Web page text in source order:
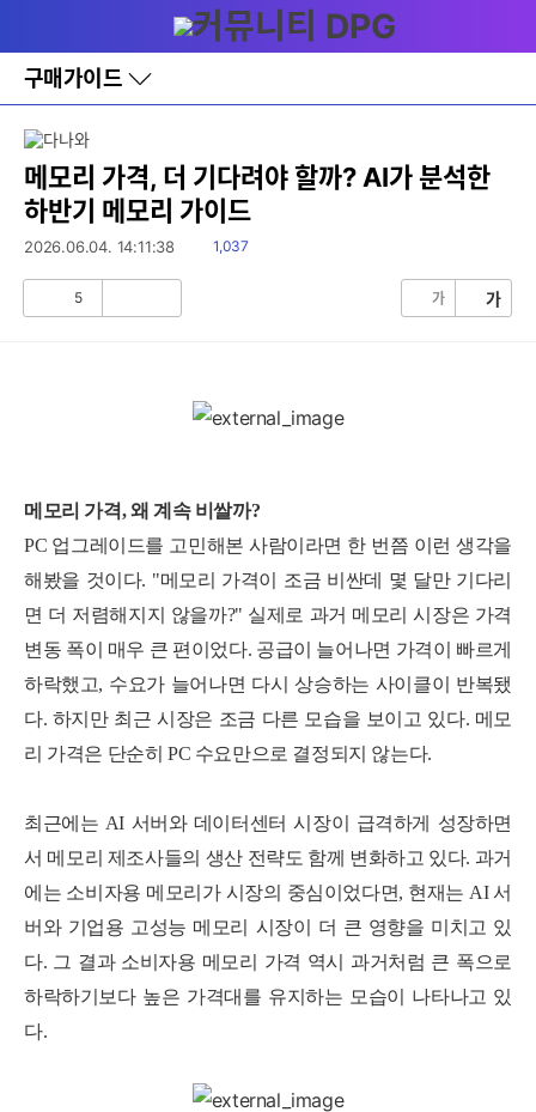
와
홈
구매가이드
바
로
레
이
어
토
메모리 가격, 더 기다려야 할까? AI가 분석한
하반기 메모리 가이드
2026.06.04. 14:11:38
읽
1,037
5 가 가
메모리 가격, 왜 계속 비쌀까?
PC 업그레이드를 고민해본 사람이라면 한 번쯤 이런 생각을
해봤을 것이다. "메 모 리 가격이 조금 비 싼데 몇 달만 기 다리
면 더 저 렴해 지 지 않을까?" 실제 로 과거 메모리 시장은 가격
변동 폭이 매우 큰 편이었다. 공급이 늘어나면 가격이 빠르게
하락했고, 수요가 늘어나면 다시 상승하는 사이클이 반복됐
다. 하지만 최근 시장은 조금 다른 모습을 보이고 있다. 메 모
리 가격은 단순히 PC 수요만으로 결정되지 않는다.
최근에는 AI 서버와 데이터센터 시장이 급격하게 성장하면
서 메모리 제조사들의 생산 전략도 함께 변화하고 있다. 과거
에는 소비자용 메모리가 시장의 중심이었다면, 현재는 AI 서
버 와 기 업용 고성능 메모리 시장이 더 큰 영향을 미치고 있
다. 그 결과 소비 자용 메 모 리 가격 역시 과거처럼 큰 폭으로
하락하기 보다 높은 가격대 를 유지하는 모 습이 나타나고 있
다.